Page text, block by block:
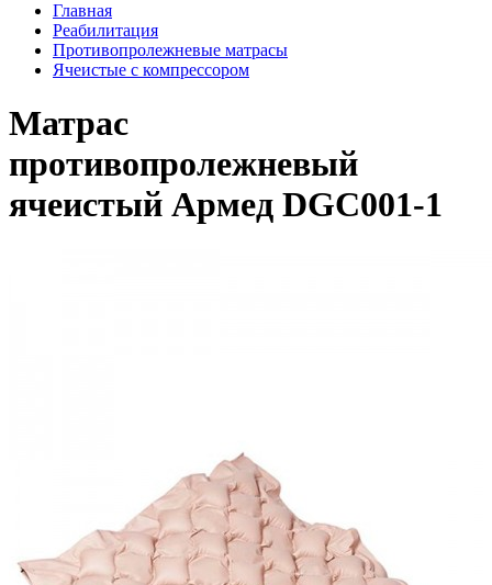
Главная
Реабилитация
Противопролежневые матрасы
Ячеистые с компрессором
Матрас
противопролежневый
ячеистый Армед DGC001-1